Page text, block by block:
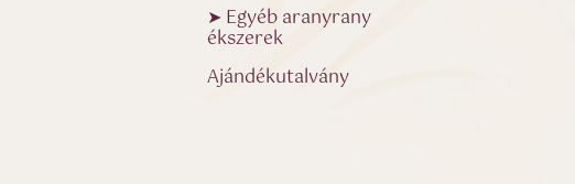
➤ Egyéb aranyrany
ékszerek
Ajándékutalvány